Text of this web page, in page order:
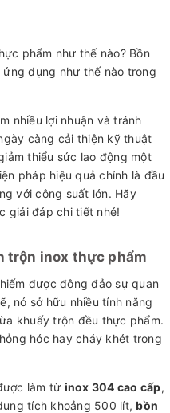
phẩm như thế nào? Bồn
dụng như thế nào trong
nhiều lợi nhuận và tránh
càng cải thiện kỹ thuật
thiểu sức lao động một
pháp hiệu quả chính là đầu
với công suất lớn. Hãy
giải đáp chi tiết nhé!
trộn inox thực phẩm
được đông đảo sự quan
nó sở hữu nhiều tính năng
khuấy trộn đều thực phẩm.
hóc hay cháy khét trong
làm từ inox 304 cao cấp,
tích khoảng 500 lít,bồn